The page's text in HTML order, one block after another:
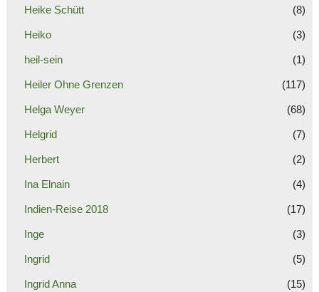
Heike Schütt (8)
Heiko (3)
heil-sein (1)
Heiler Ohne Grenzen (117)
Helga Weyer (68)
Helgrid (7)
Herbert (2)
Ina Elnain (4)
Indien-Reise 2018 (17)
Inge (3)
Ingrid (5)
Ingrid Anna (15)